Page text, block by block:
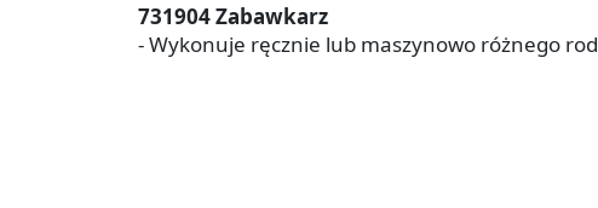
731904 Zabawkarz
- Wykonuje ręcznie lub maszynowo różnego